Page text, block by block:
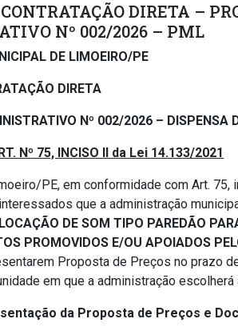
DIRETA –
Nº 002/2026 – PML
DE LIMOEIRO/PE
DIRETA
Nº 002/2026 – DISPENSA
Nº 75, INCISO II da Lei 14.133/2021
PE, em conformidade com Art.
que a administração
DE SOM TIPO PAREDÃO
PROMOVIDOS E/OU APOIADOS
Proposta de Preços no prazo
em que a administração escolherá
da Proposta de Preços e